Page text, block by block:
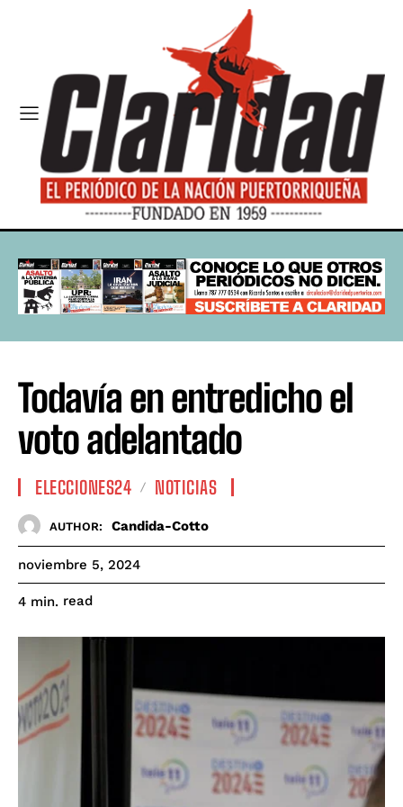
Todavía en entredicho el
voto adelantado
ELECCIONES24 NOTICIAS
AUTHOR: Candida-Cotto
noviembre 5, 2024
4 min. read